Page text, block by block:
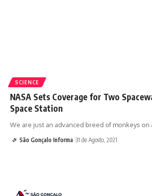
SCIENCE
NASA Sets Coverage for Two
Space Station
We are just an advanced breed of monkeys
São Gonçalo Informa 31 de Agosto, 2021